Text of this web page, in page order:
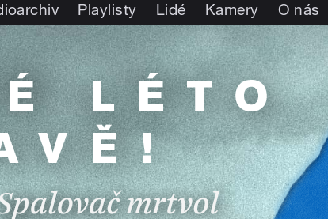
Playlisty Lidé Kamery O nás